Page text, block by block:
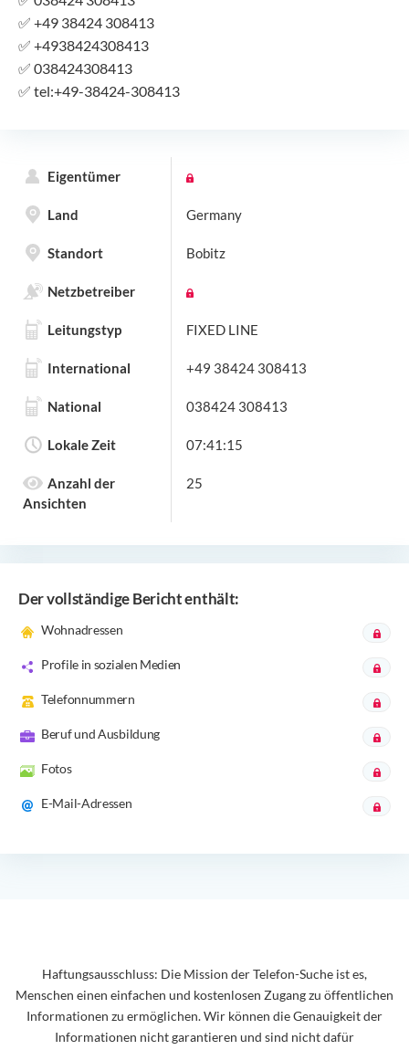
✅ +49 38424 308413
✅ +4938424308413
✅ 038424308413
✅ tel:+49-38424-308413
Eigentümer
Land Germany
Standort Bobitz
Netzbetreiber
Leitungstyp FIXED LINE
International +49 38424 308413
National 038424 308413
Lokale Zeit 07:41:15
Anzahl der
Ansichten
25
Der vollständige Bericht enthält:
Wohnadressen
Profile in sozialen Medien
Telefonnummern
Beruf und Ausbildung
Fotos
E-Mail-Adressen
Haftungsausschluss: Die Mission der Telefon-Suche ist es,
Menschen einen einfachen und kostenlosen Zugang zu öffentlichen
Informationen zu ermöglichen. Wir können die Genauigkeit der
Informationen nicht garantieren und sind nicht dafür